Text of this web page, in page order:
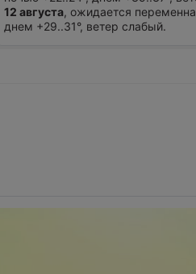
12 августа, ожидается
днем +29..31°, ветер слабый.